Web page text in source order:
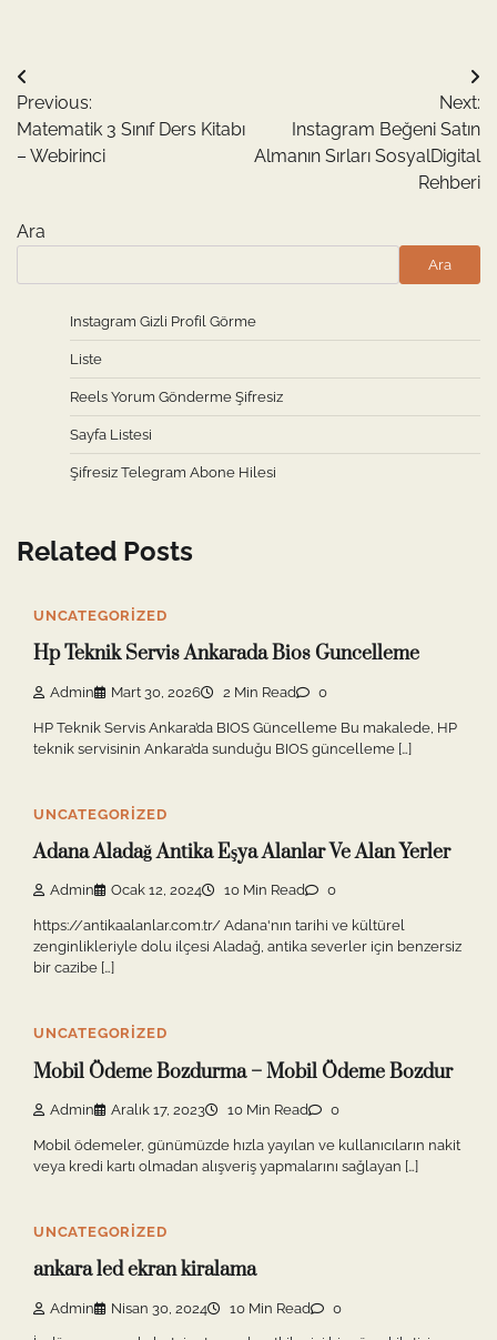
Yazı
gezinmesi
Previous:
Matematik 3 Sınıf Ders Kitabı
– Webirinci
Next:
Instagram Beğeni Satın
Almanın Sırları SosyalDigital
Rehberi
Ara
Ara
Instagram Gizli Profil Görme
Liste
Reels Yorum Gönderme Şifresiz
Sayfa Listesi
Şifresiz Telegram Abone Hilesi
Related Posts
UNCATEGORIZED
Hp Teknik Servis Ankarada Bios Guncelleme
Admin Mart 30, 2026 2 Min Read 0
HP Teknik Servis Ankara’da BIOS Güncelleme Bu makalede, HP
teknik servisinin Ankara’da sunduğu BIOS güncelleme […]
UNCATEGORIZED
Adana Aladağ Antika Eşya Alanlar Ve Alan Yerler
Admin Ocak 12, 2024 10 Min Read 0
https://antikaalanlar.com.tr/ Adana'nın tarihi ve kültürel
zenginlikleriyle dolu ilçesi Aladağ, antika severler için benzersiz
bir cazibe […]
UNCATEGORIZED
Mobil Ödeme Bozdurma – Mobil Ödeme Bozdur
Admin Aralık 17, 2023 10 Min Read 0
Mobil ödemeler, günümüzde hızla yayılan ve kullanıcıların nakit
veya kredi kartı olmadan alışveriş yapmalarını sağlayan […]
UNCATEGORIZED
ankara led ekran kiralama
Admin Nisan 30, 2024 10 Min Read 0